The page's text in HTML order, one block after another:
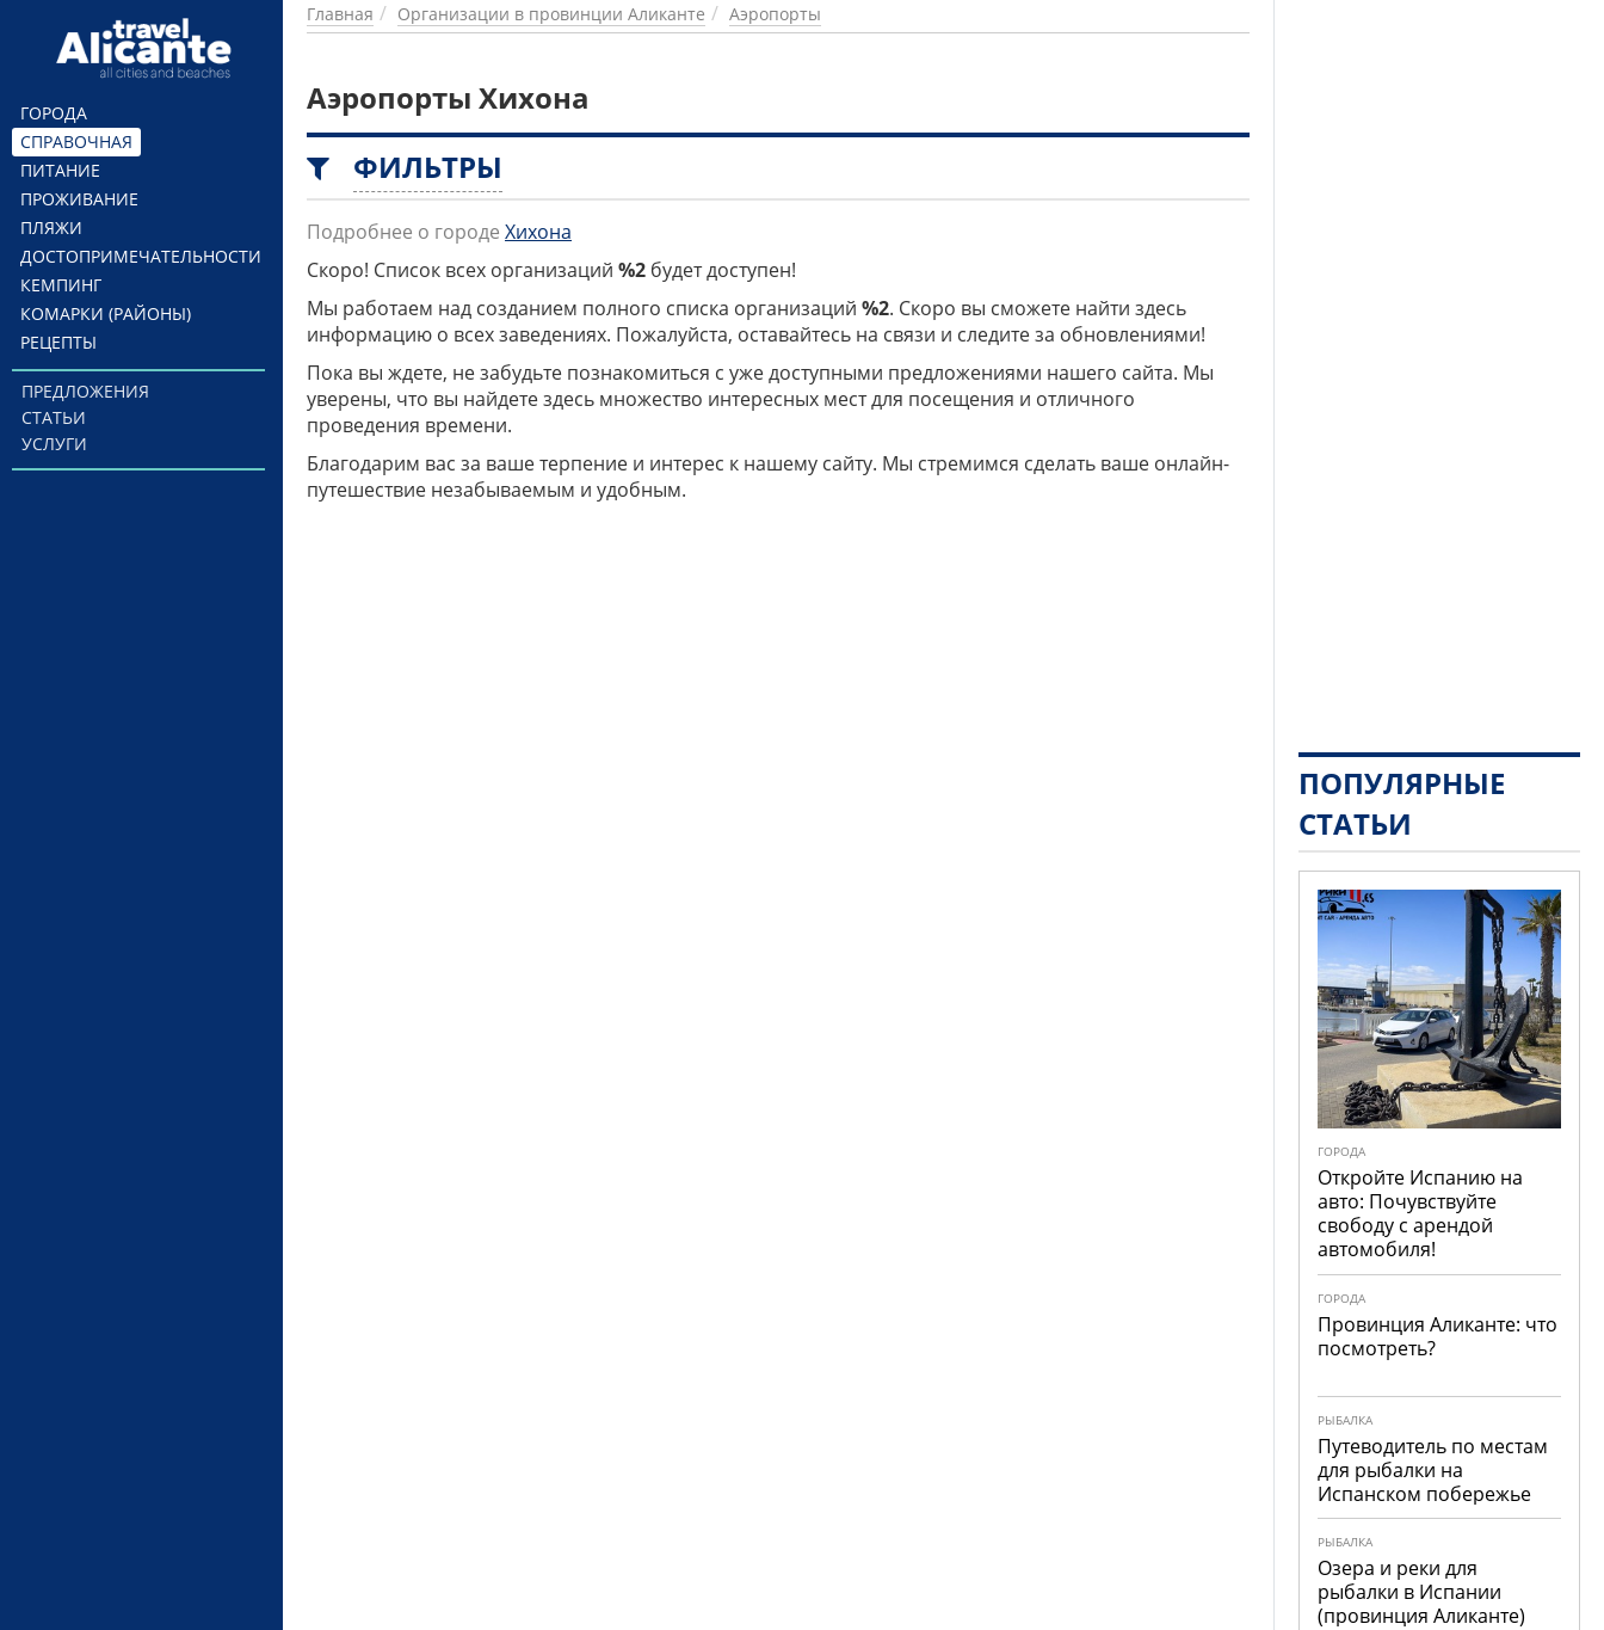
Перейти к основному содержанию
ГОРОДА
СПРАВОЧНАЯ
ПИТАНИЕ
ПРОЖИВАНИЕ
ПЛЯЖИ
ДОСТОПРИМЕЧАТЕЛЬНОСТИ
КЕМПИНГ
КОМАРКИ (РАЙОНЫ)
РЕЦЕПТЫ
ПРЕДЛОЖЕНИЯ
СТАТЬИ
УСЛУГИ
Главная Организации в провинции Аликанте Аэропорты
Аэропорты Хихона
ФИЛЬТРЫ
Подробнее о городе Хихона
Скоро! Список всех организаций %2 будет доступен!
Мы работаем над созданием полного списка организаций %2. Скоро вы сможете найти здесь
информацию о всех заведениях. Пожалуйста, оставайтесь на связи и следите за обновлениями!
Пока вы ждете, не забудьте познакомиться с уже доступными предложениями нашего сайта. Мы
уверены, что вы найдете здесь множество интересных мест для посещения и отличного
проведения времени.
Благодарим вас за ваше терпение и интерес к нашему сайту. Мы стремимся сделать ваше онлайн-
путешествие незабываемым и удобным.
ПОПУЛЯРНЫЕ
СТАТЬИ
ГОРОДА
Откройте Испанию на
авто: Почувствуйте
свободу с арендой
автомобиля!
ГОРОДА
Провинция Аликанте: что
посмотреть?
РЫБАЛКА
Путеводитель по местам
для рыбалки на
Испанском побережье
РЫБАЛКА
Озера и реки для
рыбалки в Испании
(провинция Аликанте)